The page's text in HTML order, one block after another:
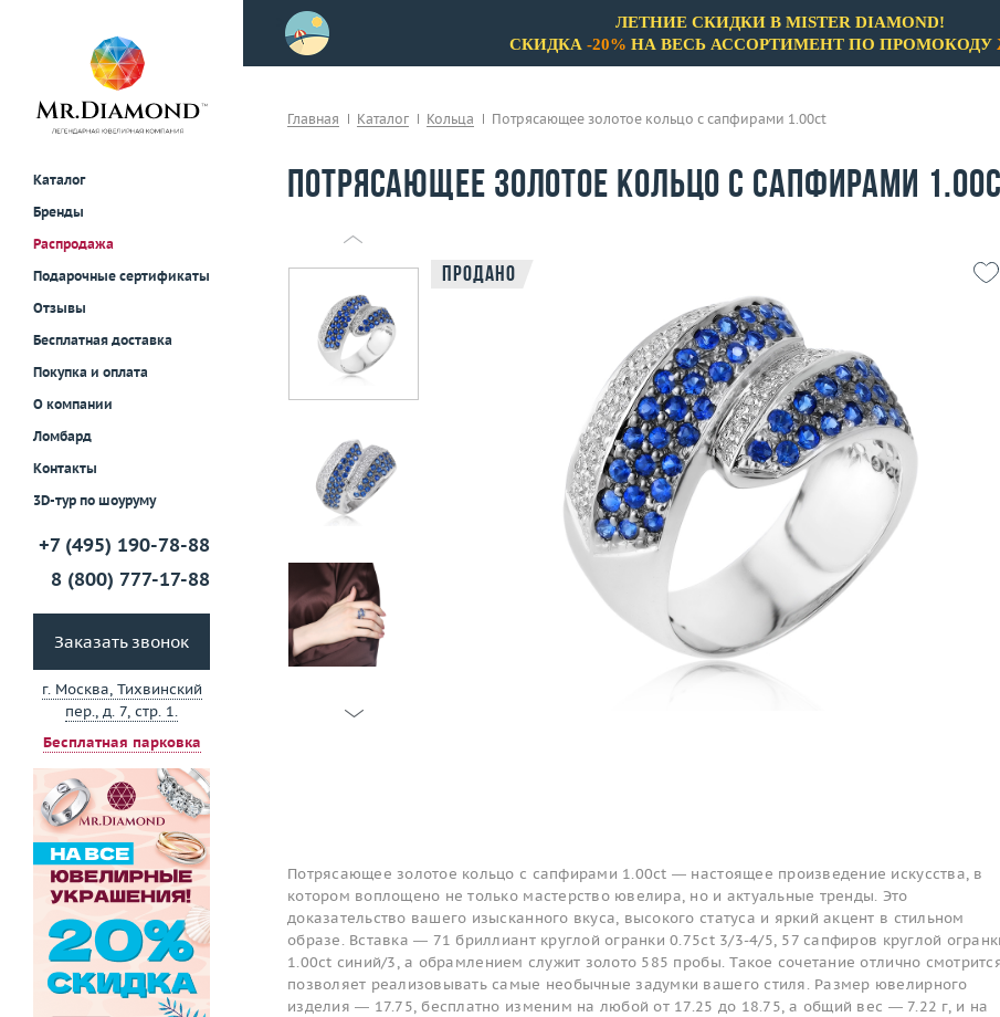
Каталог
Бренды
Распродажа
Подарочные сертификаты
Отзывы
Бесплатная доставка
Покупка и оплата
О компании
Ломбард
Контакты
3D-тур по шоуруму
+7 (495) 190-78-88
8 (800) 777-17-88
Заказать звонок
г. Москва, Тихвинский
пер., д. 7, стр. 1.
Бесплатная парковка
примерки!
ЛЕТНИЕ СКИДКИ В MISTER DIAMOND!
СКИДКА -20% НА ВЕСЬ АССОРТИМЕНТ ПО ПРОМОКОДУ
Главная Каталог Кольца Потрясающее золотое кольцо с сапфирами 1.00ct
Потрясающее золотое кольцо с сапфирами
Продано
Потрясающее золотое кольцо с сапфирами 1.00ct — настоящее произведение искусства, в
котором воплощено не только мастерство ювелира, но и актуальные тренды. Это
доказательство вашего изысканного вкуса, высокого статуса и яркий акцент в стильном
образе. Вставка — 71 бриллиант круглой огранки 0.75ct 3/3-4/5, 57 сапфиров круглой
1.00ct синий/3, а обрамлением служит золото 585 пробы. Такое сочетание отлично
позволяет реализовывать самые необычные задумки вашего стиля. Размер ювелирного
изделия — 17.75, бесплатно изменим на любой от 17.25 до 18.75, а общий вес — 7.22 г, и на